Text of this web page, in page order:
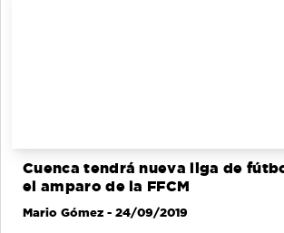
Cuenca tendrá nueva liga de
el amparo de la FFCM
Mario Gómez - 24/09/2019